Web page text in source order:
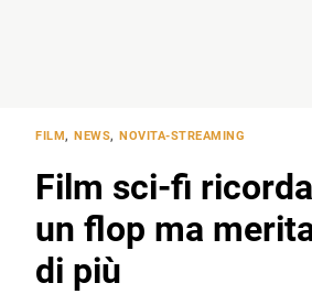
FILM, NEWS, NOVITA-STREAMING
Film sci-fi
un flop ma
di più